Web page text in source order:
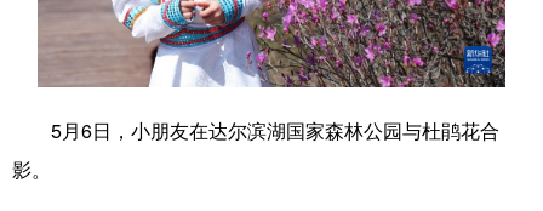
食品 人居 信息化 数字经济
乡村振兴 银龄 溯源中国
城市 旅游 能源 会展
5月6日，小朋友在达尔滨湖国家森林公园与杜鹃花合
影。